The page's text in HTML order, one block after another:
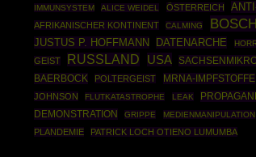
IMMUNSYSTEM ALICE WEIDEL ÖSTERREICH
AFRIKANISCHER KONTINENT
CALMING
JUSTUS P. HOFFMANN DATENARCHE
GEIST RUSSLAND USA
BAERBOCK
POLTERGEIST MRNA-IMPFSTOFFE
JOHNSON
FLUTKATASTROPHE LEAK
DEMONSTRATION GRIPPE MEDIENMANIPULATION
PLANDEMIE
PATRICK LOCH OTIENO LUMUMBA